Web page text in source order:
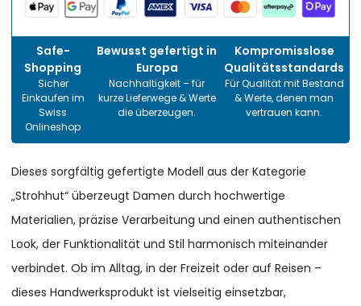
Safe-
Shopping
Sicher
Einkaufen im
Swiss
Onlineshop
Bewusst gefertigt in
Europa
Nachhaltigkeit – für
kurze Lieferwege & Werte
die überzeugen.
Kompromisslose
Qualitätsstandards
Für Qualität mit Bestand
& Werte, denen man
vertrauen kann.
Dieses sorgfältig gefertigte Modell aus der Kategorie
„Strohhut“ überzeugt Damen durch hochwertige
Materialien, präzise Verarbeitung und einen authentischen
Look, der Funktionalität und Stil harmonisch miteinander
verbindet. Ob im Alltag, in der Freizeit oder auf Reisen –
dieses Handwerksprodukt ist vielseitig einsetzbar,